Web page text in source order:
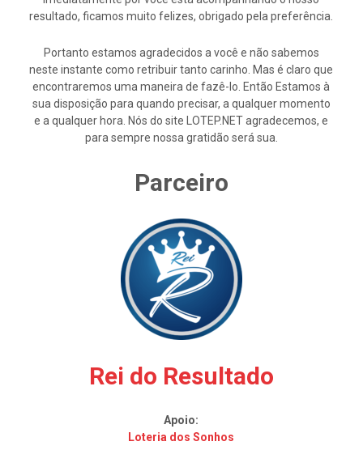
resultado, ficamos muito felizes, obrigado pela preferência.
Portanto estamos agradecidos a você e não sabemos
neste instante como retribuir tanto carinho. Mas é claro que
encontraremos uma maneira de fazê-lo. Então Estamos à
sua disposição para quando precisar, a qualquer momento
e a qualquer hora. Nós do site LOTEP.NET agradecemos, e
para sempre nossa gratidão será sua.
Parceiro
Rei do Resultado
Apoio:
Loteria dos Sonhos